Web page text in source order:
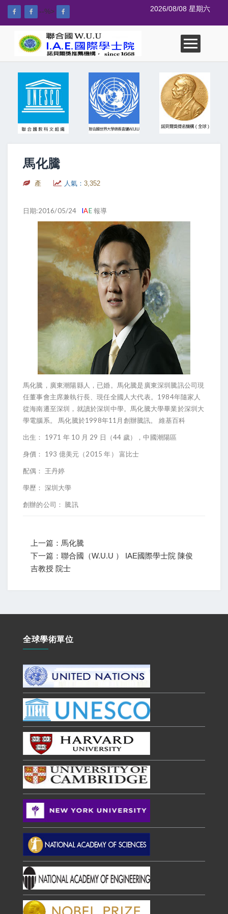
--%> 2026/08/08 星期六
馬化騰
產 人氣： 3,352
日期:2016/05/24 IAE報導
馬化騰，廣東潮陽縣人，已婚。馬化騰是廣東深圳騰訊公司現
任董事會主席兼執行長、現任全國人大代表。 1984年隨家人
從海南遷至深圳，就讀於深圳中學。馬化騰大學畢業於深圳大
學電腦系。
馬化騰於1998年11 月創辦騰訊。 維基百科
出生： 1971 年 10 月 29 日（44 歲），中國潮陽區
身價： 193 億美元（ 2015年） 富比士
配偶： 王丹婷
學歷： 深圳大學
創辦的公司： 騰訊
上一篇：馬化騰
下一篇：聯合國（W.U.U ） IAE國際學士院 陳俊
吉教授 院士
全球學術單位